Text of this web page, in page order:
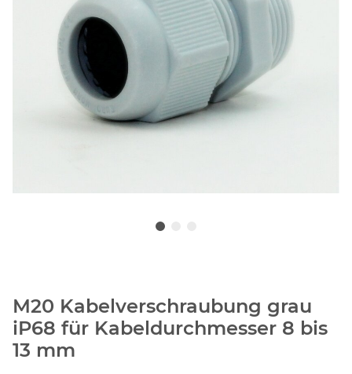
M20 Kabelverschraubung grau
iP68 für Kabeldurchmesser 8 bis
13 mm